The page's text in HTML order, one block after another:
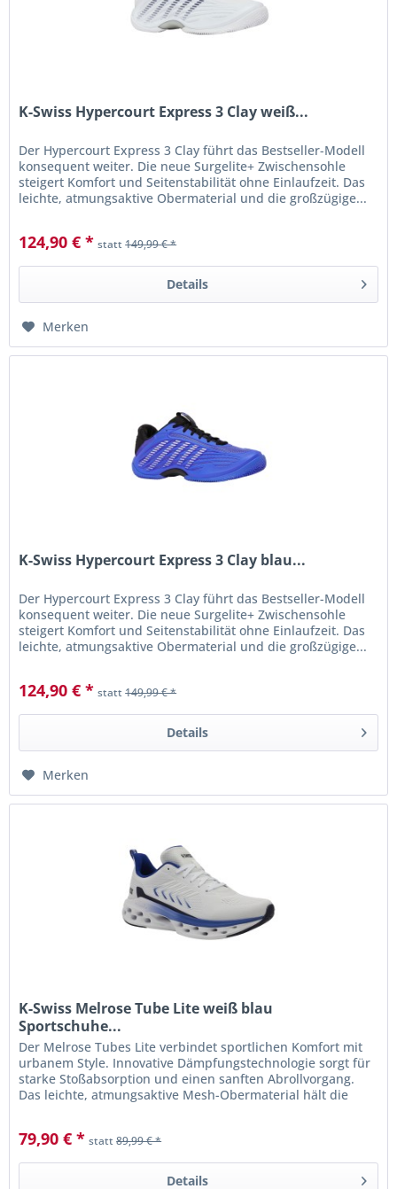
K-Swiss Hypercourt Express 3 Clay weiß...
Der Hypercourt Express 3 Clay führt das Bestseller-Modell
konsequent weiter. Die neue Surgelite+ Zwischensohle
steigert Komfort und Seitenstabilität ohne Einlaufzeit. Das
leichte, atmungsaktive Obermaterial und die großzügige...
124,90 € * statt149,99 € *
Details
Merken
K-Swiss Hypercourt Express 3 Clay blau...
Der Hypercourt Express 3 Clay führt das Bestseller-Modell
konsequent weiter. Die neue Surgelite+ Zwischensohle
steigert Komfort und Seitenstabilität ohne Einlaufzeit. Das
leichte, atmungsaktive Obermaterial und die großzügige...
124,90 € * statt149,99 € *
Details
Merken
K-Swiss Melrose Tube Lite weiß blau
Sportschuhe...
Der Melrose Tubes Lite verbindet sportlichen Komfort mit
urbanem Style. Innovative Dämpfungstechnologie sorgt für
starke Stoßabsorption und einen sanften Abrollvorgang.
Das leichte, atmungsaktive Mesh-Obermaterial hält die
79,90 € * statt89,99 € *
Details